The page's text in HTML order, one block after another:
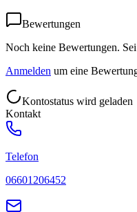
Bewertungen
Noch keine Bewertungen.
Anmelden um eine
Kontostatus wird geladen
Kontakt
Telefon
06601206452